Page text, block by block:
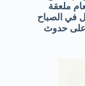
ملعقة
في الصباح
على حدوث